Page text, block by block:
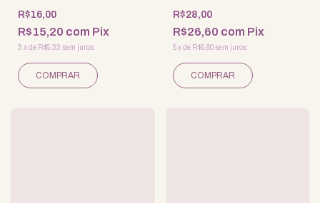
R$16,00
R$15,20 com Pix
3 xde R$5,33 sem juros
R$28,00
R$26,60 com Pix
5 xde R$5,60 sem juros